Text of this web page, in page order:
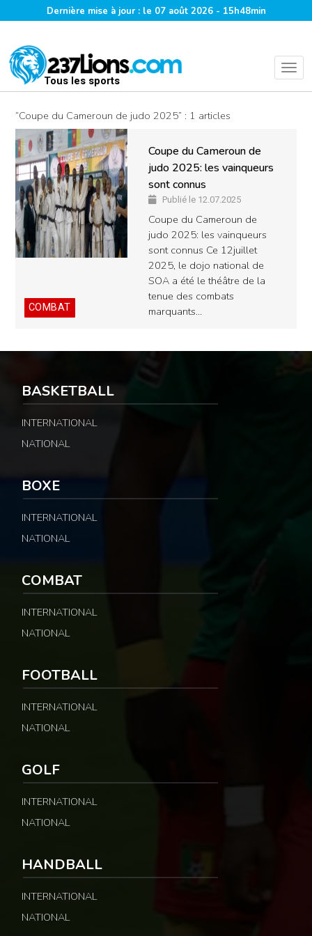
Dernière mise à jour : le 07 août 2026 - 15h48min
Tous les sports
“Coupe du Cameroun de judo 2025” : 1 articles
COMBAT
Coupe du Cameroun de
judo 2025: les vainqueurs
sont connus
Publié le 12.07.2025
Coupe du Cameroun de
judo 2025: les vainqueurs
sont connus Ce 12juillet
2025, le dojo national de
SOA a été le théâtre de la
tenue des combats
marquants…
BASKETBALL
INTERNATIONAL
NATIONAL
BOXE
INTERNATIONAL
NATIONAL
COMBAT
INTERNATIONAL
NATIONAL
FOOTBALL
INTERNATIONAL
NATIONAL
GOLF
INTERNATIONAL
NATIONAL
HANDBALL
INTERNATIONAL
NATIONAL